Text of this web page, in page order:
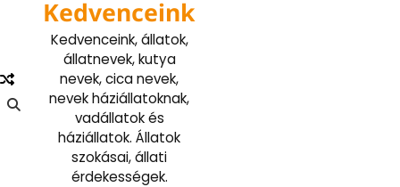
Kedvenceink
Kedvenceink, állatok,
állatnevek, kutya
nevek, cica nevek,
nevek háziállatoknak,
vadállatok és
háziállatok. Állatok
szokásai, állati
érdekességek.